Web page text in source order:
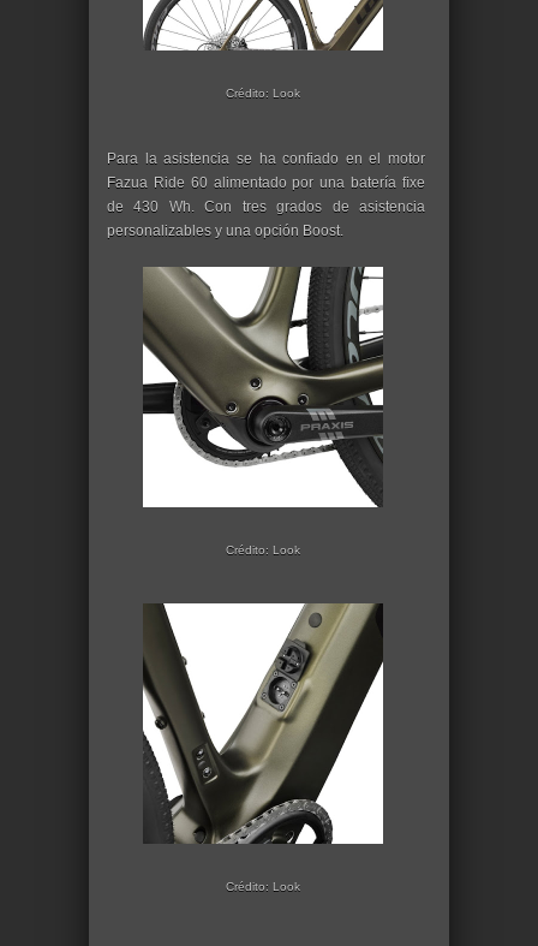
Crédito: Look
Para la asistencia se ha confiado en el motor
Fazua Ride 60 alimentado por una batería ﬁxe
de 430 Wh. Con tres grados de asistencia
personalizables y una opción Boost.
Crédito: Look
Crédito: Look